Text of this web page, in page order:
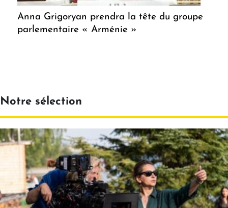
Anna Grigoryan prendra la tête du groupe
parlementaire « Arménie »
Notre sélection